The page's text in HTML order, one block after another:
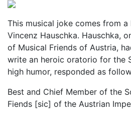
This musical joke comes from
Vincenz Hauschka. Hauschka,
of Musical Friends of Austria,
write an heroic oratorio for the
high humor, responded as
Best and Chief Member of the
Fiends [sic] of the Austrian